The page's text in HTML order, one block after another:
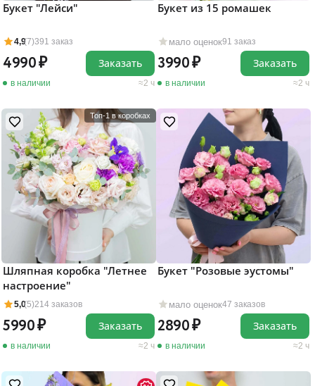
4,9(7)391 заказ
Букет "Лейси"
4990
в наличии 2 ч
Заказать
мало оценок91 заказ
Букет из 15 ромашек
3990
в наличии 2 ч
Заказать
Топ-1 в коробках
5,0(5)214 заказов
Шляпная коробка "Летнее
настроение"
5990
в наличии 2 ч
Заказать
мало оценок47 заказов
Букет "Розовые эустомы"
2890
в наличии 2 ч
Заказать